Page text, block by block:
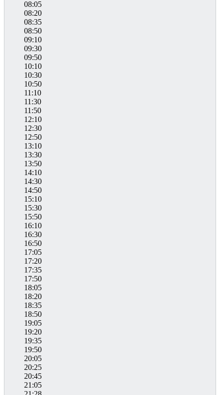
08:05
08:20
08:35
08:50
09:10
09:30
09:50
10:10
10:30
10:50
11:10
11:30
11:50
12:10
12:30
12:50
13:10
13:30
13:50
14:10
14:30
14:50
15:10
15:30
15:50
16:10
16:30
16:50
17:05
17:20
17:35
17:50
18:05
18:20
18:35
18:50
19:05
19:20
19:35
19:50
20:05
20:25
20:45
21:05